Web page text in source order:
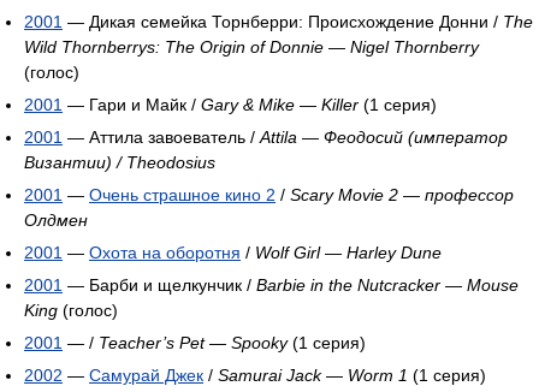
2001 — Дикая семейка Торнберри: Происхождение Донни / The
Wild Thornberrys: The Origin of Donnie — Nigel Thornberry
(голос)
2001 — Гари и Майк / Gary & Mike — Killer (1 серия)
2001 — Аттила завоеватель / Attila — Феодосий (император
Византии) / Theodosius
2001 — Очень страшное кино 2 / Scary Movie 2 — профессор
Олдмен
2001 — Охота на оборотня / Wolf Girl— Harley Dune
2001 — Барби и щелкунчик / Barbie in the Nutcracker — Mouse
King (голос)
2001 — / Teacher’s Pet— Spooky(1 серия)
2002 — Самурай Джек / Samurai Jack— Worm 1 (1 серия)